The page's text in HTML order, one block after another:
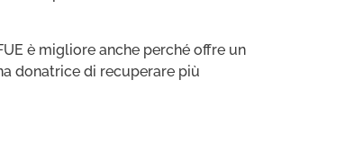
è migliore anche perché offre un
donatrice di recuperare più